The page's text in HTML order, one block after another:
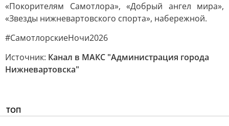
«Покорителям Самотлора», «Добрый ангел мира»,
«Звезды нижневартовского спорта», набережной.
#СамотлорскиеНочи2026
Источник: Канал в МАКС "Администрация города
Нижневартовска"
ТОП